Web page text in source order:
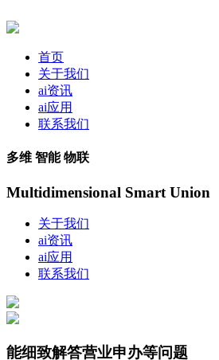
首页
关于我们
ai资讯
ai应用
联系我们
多维 智能 物联
Multidimensional Smart Union
关于我们
ai资讯
ai应用
联系我们
能细致解答营业申办等问题